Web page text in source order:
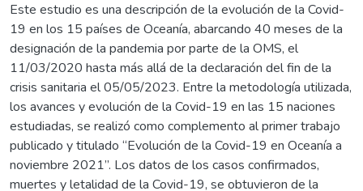
Este estudio es una descripción de la evolución de la Covid-
19 en los 15 países de Oceanía, abarcando 40 meses de la
designación de la pandemia por parte de la OMS, el
11/03/2020 hasta más allá de la declaración del fin de la
crisis sanitaria el 05/05/2023. Entre la metodología utilizada,
los avances y evolución de la Covid-19 en las 15 naciones
estudiadas, se realizó como complemento al primer trabajo
publicado y titulado “Evolución de la Covid-19 en Oceanía a
noviembre 2021”. Los datos de los casos confirmados,
muertes y letalidad de la Covid-19, se obtuvieron de la